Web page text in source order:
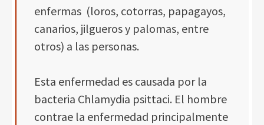
enfermas (loros, cotorras, papagayos,
canarios, jilgueros y palomas, entre
otros) a las personas.
Esta enfermedad es causada por la
bacteria Chlamydia psittaci. El hombre
contrae la enfermedad principalmente